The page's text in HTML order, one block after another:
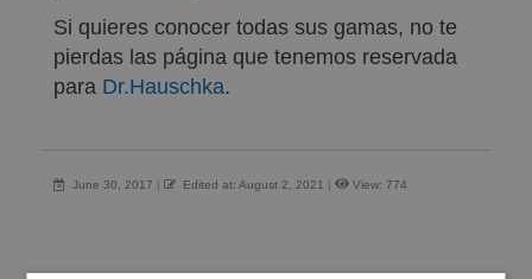
Si quieres conocer todas sus gamas, no te
pierdas las página que tenemos reservada
para Dr.Hauschka.
June 30, 2017 | Edited at: August 2, 2021 | View: 774